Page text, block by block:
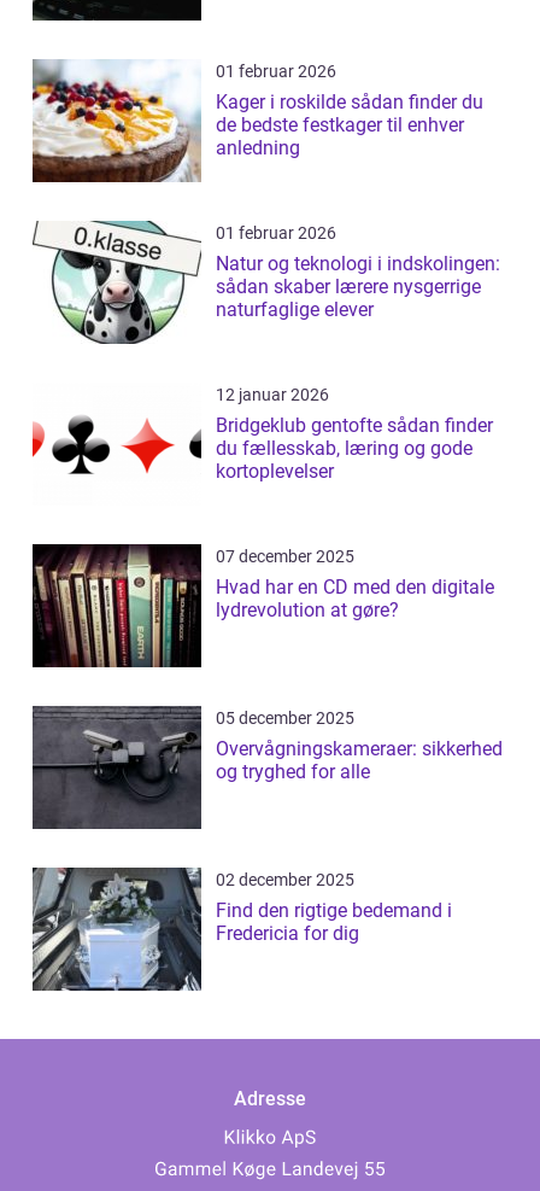
01 februar 2026
Kager i roskilde sådan finder du
de bedste festkager til enhver
anledning
01 februar 2026
Natur og teknologi i indskolingen:
sådan skaber lærere nysgerrige
naturfaglige elever
12 januar 2026
Bridgeklub gentofte sådan finder
du fællesskab, læring og gode
kortoplevelser
07 december 2025
Hvad har en CD med den digitale
lydrevolution at gøre?
05 december 2025
Overvågningskameraer: sikkerhed
og tryghed for alle
02 december 2025
Find den rigtige bedemand i
Fredericia for dig
Adresse